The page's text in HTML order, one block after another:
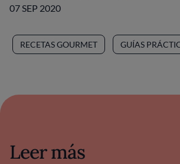
07 SEP 2020
RECETAS GOURMET GUÍAS
Leer más